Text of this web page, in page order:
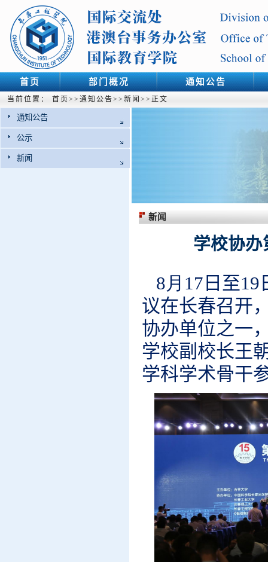
首页 部门概况 通知公告
当前位置： 首页 >> 通知公告>> 新闻 >> 正文
通知公告
公示
新闻
新闻
学校协办
8月17 日至
议在长春召开
协办单位之一
学校副校长王
学科学术骨干